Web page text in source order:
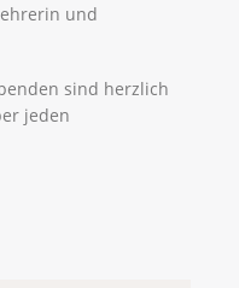
und
sind herzlich
jeden